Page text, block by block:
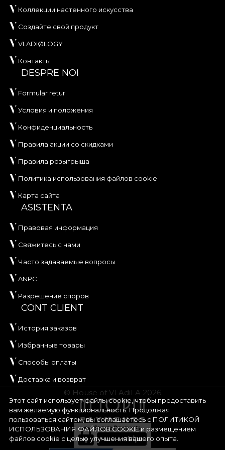
**House of VLAdiLA рекомендует использовать
получите быстрый, надёжный и эффективный
процесс обновления интерьера,
соответствующий самым высоким стандартам
Этот сайт использует файлы cookie, чтобы предоставить
вам желаемую функциональность. Продолжая
пользоваться сайтом, вы соглашаетесь с ПОЛИТИКОЙ
ИСПОЛЬЗОВАНИЯ ФАЙЛОВ COOKIEи размещением
файлов cookie с целью улучшения вашего опыта.
Коллекции настенного искусства
Создайте свой продукт
VLADIØLOGY
Контакты
DESPRE NOI
Formular retur
Условия и положения
Конфиденциальность
Правила акции со скидками
Правила розыгрыша
Политика использования файлов cookie
Карта сайта
ASISTENTA
Правовая информация
Свяжитесь с нами
Часто задаваемые вопросы
ANPC
Разрешение споров
CONT CLIENT
История заказов
Избранные товары
Способы оплаты
Доставка и возврат
© House of VLAdiLA 2026